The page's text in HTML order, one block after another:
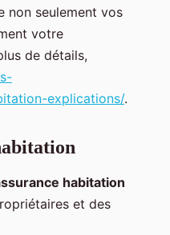
non seulement vos
votre
de détails,
explications/.
habitation
et des